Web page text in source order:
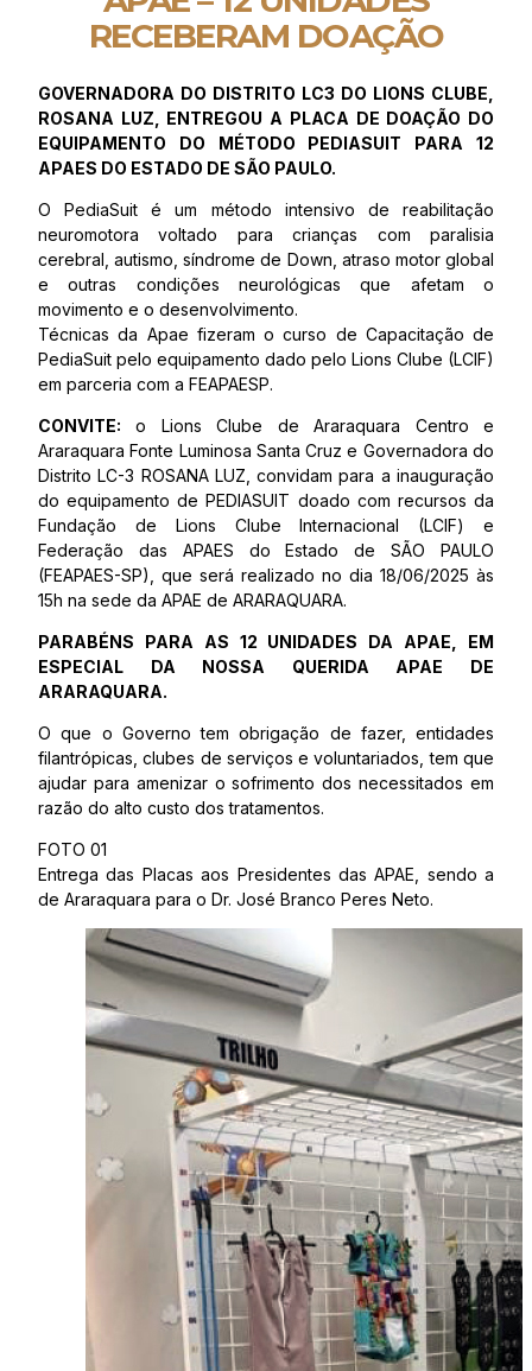
RECEBERAM DOAÇÃO
GOVERNADORA DO DISTRITO LC3 DO LIONS CLUBE,
ROSANA LUZ, ENTREGOU A PLACA DE DOAÇÃO DO
EQUIPAMENTO DO MÉTODO PEDIASUIT PARA 12
APAES DO ESTADO DE SÃO PAULO.
O PediaSuit é um método intensivo de reabilitação
neuromotora voltado para crianças com paralisia
cerebral, autismo, síndrome de Down, atraso motor global
e outras condições neurológicas que afetam o
movimento e o desenvolvimento.
Técnicas da Apae fizeram o curso de Capacitação de
PediaSuit pelo equipamento dado pelo Lions Clube (LCIF)
em parceria com a FEAPAESP.
CONVITE: o Lions Clube de Araraquara Centro e
Araraquara Fonte Luminosa Santa Cruz e Governadora do
Distrito LC-3 ROSANA LUZ, convidam para a inauguração
do equipamento de PEDIASUIT doado com recursos da
Fundação de Lions Clube Internacional (LCIF) e
Federação das APAES do Estado de SÃO PAULO
(FEAPAES-SP), que será realizado no dia 18/06/2025 às
15h na sede da APAE de ARARAQUARA.
PARABÉNS PARA AS 12 UNIDADES DA APAE, EM
ESPECIAL DA NOSSA QUERIDA APAE DE
ARARAQUARA.
O que o Governo tem obrigação de fazer, entidades
filantrópicas, clubes de serviços e voluntariados, tem que
ajudar para amenizar o sofrimento dos necessitados em
razão do alto custo dos tratamentos.
FOTO 01
Entrega das Placas aos Presidentes das APAE, sendo a
de Araraquara para o Dr. José Branco Peres Neto.